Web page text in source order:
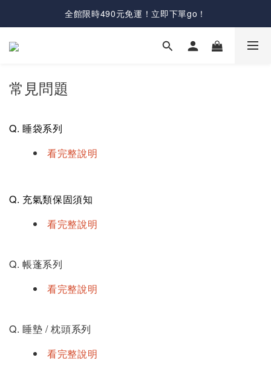
全館限時490元免運！立即下單go！
常見問題
Q. 睡袋系列
看完整說明
Q. 充氣類保固須知
看完整說明
Q. 帳蓬系列
看完整說明
Q. 睡墊 / 枕頭系列
看完整說明